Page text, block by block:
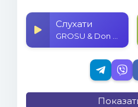
Слухати